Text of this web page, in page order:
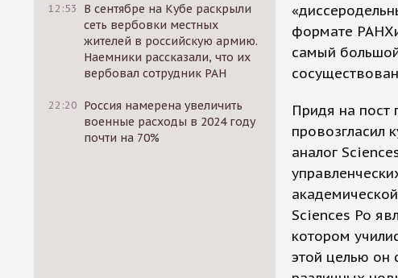
12:53
В сентябре на Кубе раскрыли
сеть вербовки местных
жителей в российскую армию.
Наемники рассказали, что их
вербовал сотрудник РАН
22:20 Россия намерена увеличить
военные расходы в 2024 году
почти на 70%
формате
самый
Придя на
провозгласил
аналог
Sciences Po
котором
этой целью он